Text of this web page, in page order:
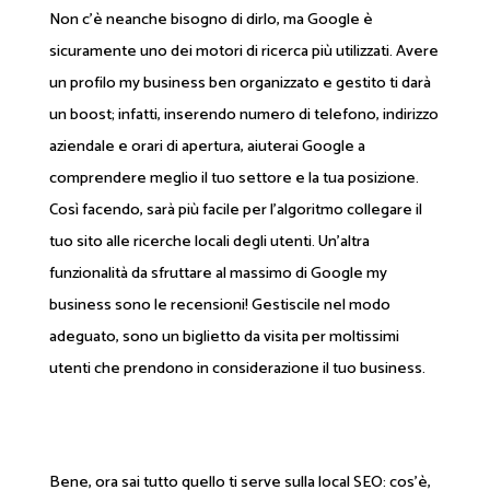
Non c’è neanche bisogno di dirlo, ma Google è
sicuramente uno dei motori di ricerca più utilizzati. Avere
un profilo my business ben organizzato e gestito ti darà
un boost; infatti, inserendo numero di telefono, indirizzo
aziendale e orari di apertura, aiuterai Google a
comprendere meglio il tuo settore e la tua posizione.
Così facendo, sarà più facile per l’algoritmo collegare il
tuo sito alle ricerche locali degli utenti. Un’altra
funzionalità da sfruttare al massimo di Google my
business sono le recensioni! Gestiscile nel modo
adeguato, sono un biglietto da visita per moltissimi
utenti che prendono in considerazione il tuo business.
Bene, ora sai tutto quello ti serve sulla local SEO: cos’è,